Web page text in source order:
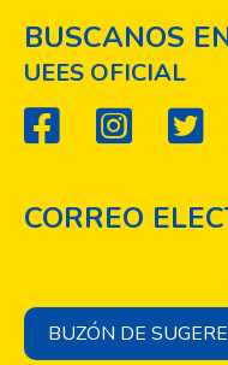
BUSCANOS
UEES OFICIAL
CORREO
BUZÓN DE